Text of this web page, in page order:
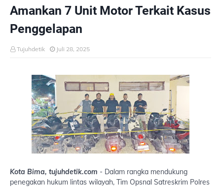
Amankan 7 Unit Motor Terkait Kasus
Penggelapan
Tujuhdetik Juli 28, 2025
Kota Bima, tujuhdetik.com - Dalam rangka mendukung
penegakan hukum lintas wilayah, Tim Opsnal Satreskrim Polres